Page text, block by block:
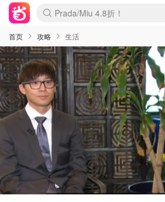
麦卢卡蜂蜜夏促！个位数！
Prada/Miu 4.8折！
啥？必胜客披萨5折！
首页 攻略 生活